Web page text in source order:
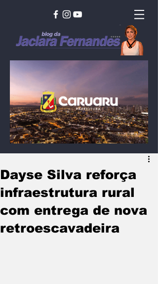
Dayse Silva reforça
infraestrutura rural
com entrega de nova
retroescavadeira